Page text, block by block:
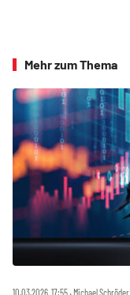
Mehr zum Thema
10.03.2026, 17:55 ‧ Michael Schröder